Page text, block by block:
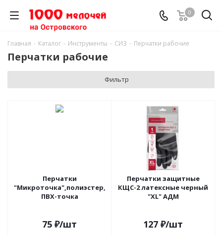
0
Главная - Каталог - Инструменты - СИЗ - Перчатки рабочие
Перчатки рабочие
Фильтр
Перчатки
"Микроточка",полиэстер,
ПВХ-точка
75 ₽/шт
Перчатки защитные
КЩС-2 латексные черный
"XL" АДМ
127 ₽/шт